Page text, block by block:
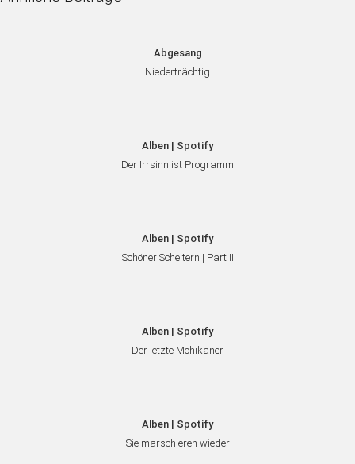
Abgesang
Niederträchtig
Alben | Spotify
Der Irrsinn ist Programm
Alben | Spotify
Schöner Scheitern | Part II
Alben | Spotify
Der letzte Mohikaner
Alben | Spotify
Sie marschieren wieder